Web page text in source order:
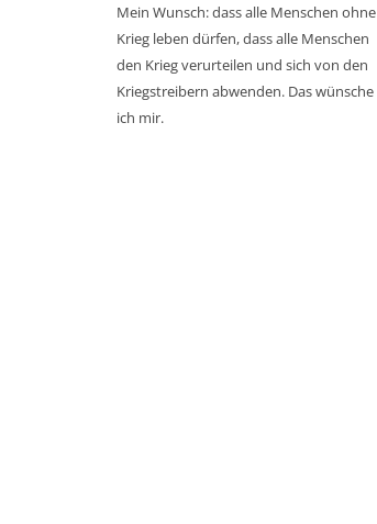
Mein Wunsch: dass alle Menschen ohne
Krieg leben dürfen, dass alle Menschen
den Krieg verurteilen und sich von den
Kriegstreibern abwenden. Das wünsche
ich mir.